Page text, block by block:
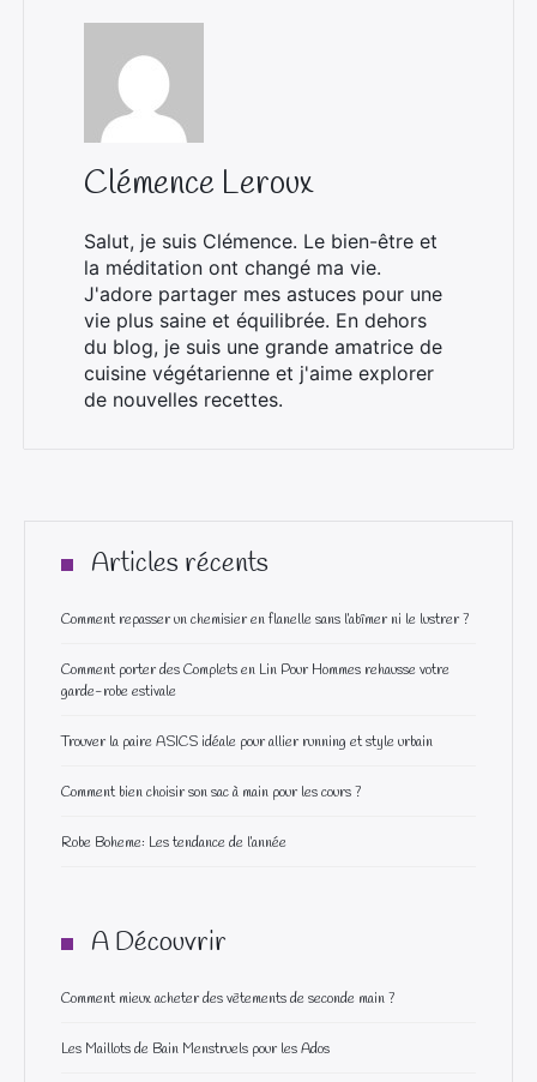
Clémence Leroux
Salut, je suis Clémence. Le bien-être et
la méditation ont changé ma vie.
J'adore partager mes astuces pour une
vie plus saine et équilibrée. En dehors
du blog, je suis une grande amatrice de
cuisine végétarienne et j'aime explorer
de nouvelles recettes.
Articles récents
Comment repasser un chemisier en flanelle sans l’abîmer ni le lustrer ?
Comment porter des Complets en Lin Pour Hommes rehausse votre
garde-robe estivale
Trouver la paire ASICS idéale pour allier running et style urbain
Comment bien choisir son sac à main pour les cours ?
Robe Boheme: Les tendance de l’année
A Découvrir
Comment mieux acheter des vêtements de seconde main ?
Les Maillots de Bain Menstruels pour les Ados